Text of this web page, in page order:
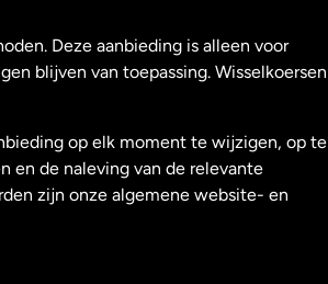
Deze aanbieding is alleen voor
blijven van toepassing. Wisselkoersen
op elk moment te wijzigen, op te
en de naleving van de relevante
zijn onze algemene website- en